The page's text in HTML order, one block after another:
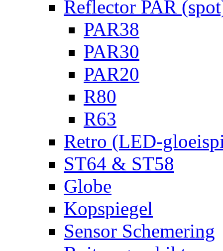
Reflector PAR
PAR38
PAR30
PAR20
R80
R63
Retro (LED-
ST64 & ST58
Globe
Kopspiegel
Sensor Schemering